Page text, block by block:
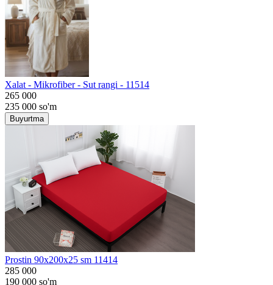
Хalat - Mikrofiber - Sut rangi - 11514
265 000
235 000 so'm
Buyurtma
Prostin 90x200x25 sm 11414
285 000
190 000 so'm